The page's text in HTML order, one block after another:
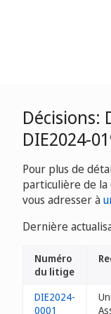
Décisions:
DIE2024-
Pour plus de
particulière de
vous adresser à
Dernière
Numéro
du litige
DIE2024-
0001